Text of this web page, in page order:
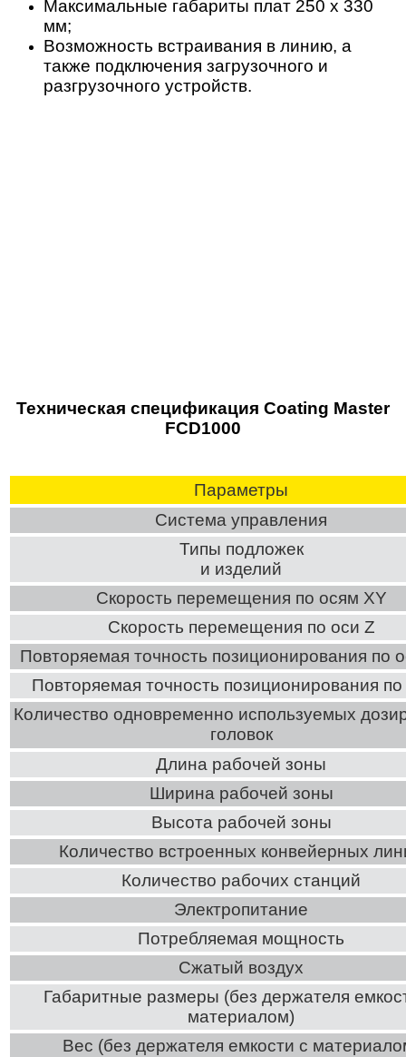
Максимальные габариты плат 250 х 330
мм;
Возможность встраивания в линию, а
также подключения загрузочного и
разгрузочного устройств.
Техническая спецификация Coating Master
FCD1000
Параметры
Система управления
Типы подложек
и изделий
Скорость перемещения по осям XY
Скорость перемещения по оси Z
Повторяемая точность позиционирования по
Повторяемая точность позиционирования
Количество одновременно используемых
головок
Длина рабочей зоны
Ширина рабочей зоны
Высота рабочей зоны
Количество встроенных конвейерных
Количество рабочих станций
Электропитание
Потребляемая мощность
Сжатый воздух
Габаритные размеры (без держателя
материалом)
Вес (без держателя емкости с